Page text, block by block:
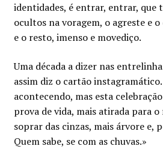
identidades, é entrar, entrar, que
ocultos na voragem, o agreste e
e o resto, imenso e movediço.
Uma década a dizer nas
assim diz o cartão
acontecendo, mas esta
prova de vida, mais atirada para o
soprar das cinzas, mais árvore e,
Quem sabe, se com as chuvas.»